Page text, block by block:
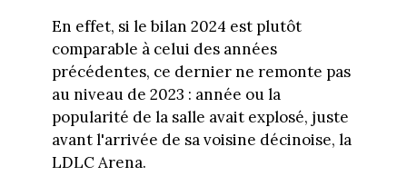
En effet, si le bilan 2024 est plutôt
comparable à celui des années
précédentes, ce dernier ne remonte pas
au niveau de 2023 : année ou la
popularité de la salle avait explosé, juste
avant l'arrivée de sa voisine décinoise, la
LDLC Arena.